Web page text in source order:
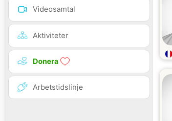
Videosamtal
Aktiviteter
Donera
Arbetstidslinje